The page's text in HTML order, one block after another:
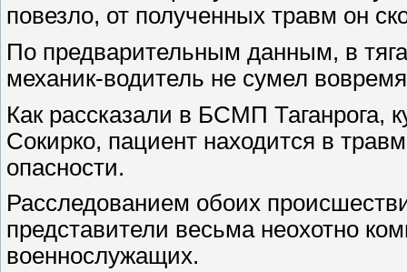
повезло, от полученных травм он
По предварительным данным, в
механик-водитель не сумел
Как рассказали в БСМП Таганрога,
Сокирко, пациент находится в
опасности.
Расследованием обоих
представители весьма неохотно
военнослужащих.